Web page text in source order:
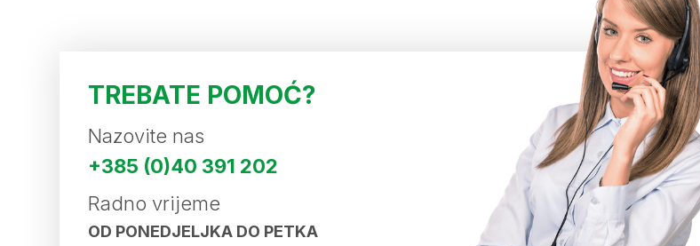
TREBATE POMOĆ?
Nazovite nas
+385 (0)40 391 202
Radno vrijeme
OD PONEDJELJKA DO PETKA